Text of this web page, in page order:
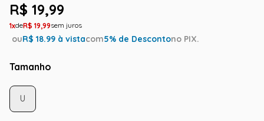
R$ 19,99
1 R$ 19,99
ouR$ 18.99 à vistacom5% de Descontono PIX.
Tamanho
U